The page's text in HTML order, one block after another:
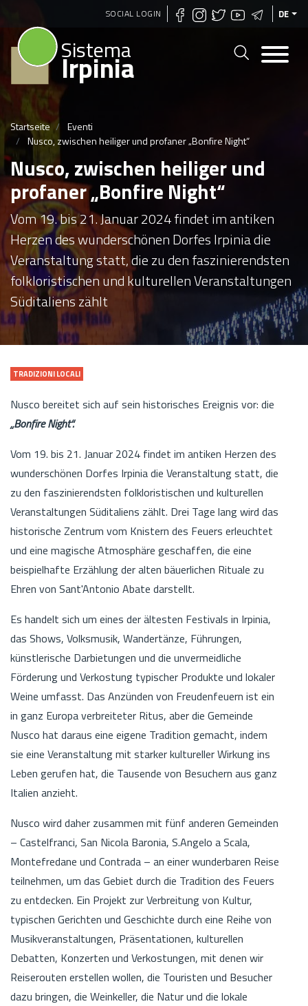
Direkt
zum
SOCIAL LOGIN DE
Sistema
Irpinia
Startseite
Eventi
Nusco, zwischen heiliger und profaner „Bonfire Night“
Nusco, zwischen heiliger und
profaner „Bonfire Night“
Vom 19. bis 21. Januar 2024 findet im antiken
Herzen des wunderschönen Dorfes Irpinia die
Veranstaltung statt, die zu den faszinierendsten
folkloristischen und kulturellen Veranstaltungen
Süditaliens zählt
TRADIZIONI LOCALI
Nusco bereitet sich auf sein historisches Ereignis vor: die
„Bonfire Night“.
Vom 19. bis 21. Januar 2024 findet im antiken Herzen des
wunderschönen Dorfes Irpinia die Veranstaltung statt, die
zu den faszinierendsten folkloristischen und kulturellen
Veranstaltungen Süditaliens zählt. Drei Tage lang wird das
historische Zentrum vom Knistern des Feuers erleuchtet
und eine magische Atmosphäre geschaffen, die eine
beispielhafte Erzählung der alten bäuerlichen Rituale zu
Ehren von Sant'Antonio Abate darstellt.
Es handelt sich um eines der ältesten Festivals in Irpinia,
das Shows, Volksmusik, Wandertänze, Führungen,
künstlerische Darbietungen und die unvermeidliche
Förderung und Verkostung typischer Produkte und lokaler
Weine umfasst. Das Anzünden von Freudenfeuern ist ein
in ganz Europa verbreiteter Ritus, aber die Gemeinde
Nusco hat daraus eine eigene Tradition gemacht, indem
sie eine Veranstaltung mit starker kultureller Wirkung ins
Leben gerufen hat, die Tausende von Besuchern aus ganz
Italien anzieht.
Nusco wird daher zusammen mit fünf anderen Gemeinden
– Castelfranci, San Nicola Baronia, S.Angelo a Scala,
Montefredane und Contrada – an einer wunderbaren Reise
teilnehmen, um das Gebiet durch die Tradition des Feuers
zu entdecken. Ein Projekt zur Verbreitung von Kultur,
typischen Gerichten und Geschichte durch eine Reihe von
Musikveranstaltungen, Präsentationen, kulturellen
Debatten, Konzerten und Verkostungen, mit denen wir
Reiserouten erstellen wollen, die Touristen und Besucher
dazu bringen, die Weinkeller, die Natur und die lokale